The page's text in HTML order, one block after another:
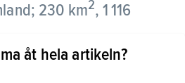
230 km2, 1 116
av talrika mindre
åt hela artikeln?